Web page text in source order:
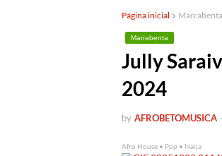
Página inicial Marrabenta
Marrabenta
Jully
2024
by AFROBETOMUSICA -
Afro House • Pop • Naija